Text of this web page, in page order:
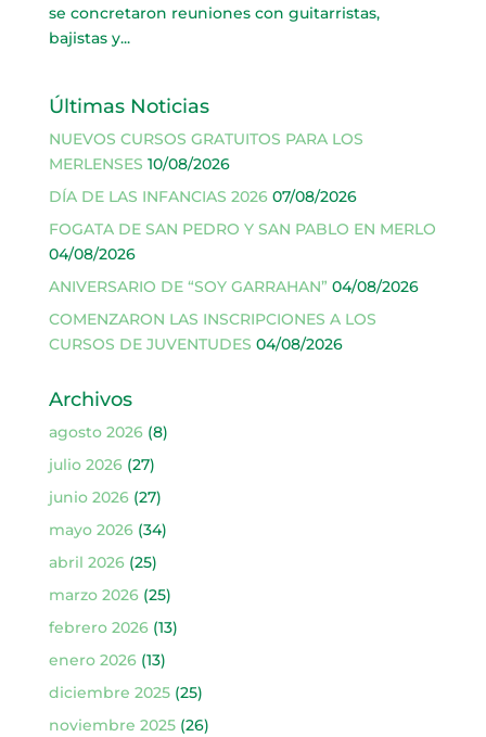
se concretaron reuniones con guitarristas,
bajistas y...
Últimas Noticias
NUEVOS CURSOS GRATUITOS PARA LOS
MERLENSES 10/08/2026
DÍA DE LAS INFANCIAS 2026 07/08/2026
FOGATA DE SAN PEDRO Y SAN PABLO EN MERLO
04/08/2026
ANIVERSARIO DE “SOY GARRAHAN” 04/08/2026
COMENZARON LAS INSCRIPCIONES A LOS
CURSOS DE JUVENTUDES 04/08/2026
Archivos
agosto 2026(8)
julio 2026(27)
junio 2026(27)
mayo 2026(34)
abril 2026(25)
marzo 2026(25)
febrero 2026(13)
enero 2026(13)
diciembre 2025(25)
noviembre 2025(26)